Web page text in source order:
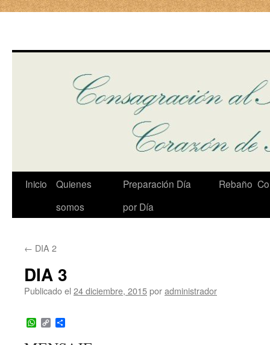
Inicio
Quienes
somos
Preparación Día
por Día
Rebaño
← DIA 2
DIA 3
Publicado el 24 diciembre, 2015poradministrador
WhatsApp
Copy